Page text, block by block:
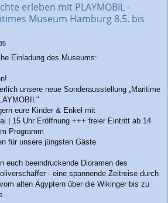
erleben mit PLAYMOBIL -
Museum Hamburg 8.5. bis
Einladung des Museums:
unsere neue Sonderausstellung „Maritime
eure Kinder & Enkel mit
| 15 Uhr Eröffnung +++ freier Eintritt ab 14
Programm
für unsere jüngsten Gäste
euch beeindruckende Dioramen des
- eine spannende Zeitreise durch
alten Ägyptern über die Wikinger bis zu